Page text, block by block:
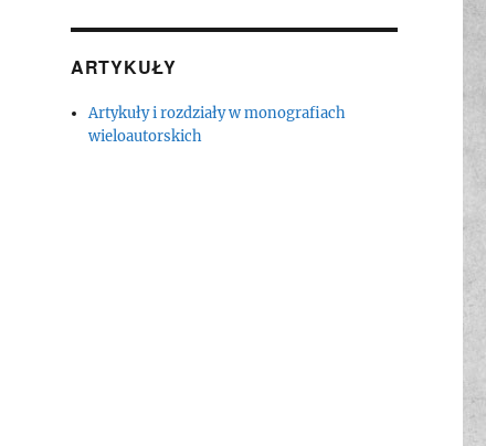
ARTYKUŁY
Artykuły i rozdziały w monografiach
wieloautorskich